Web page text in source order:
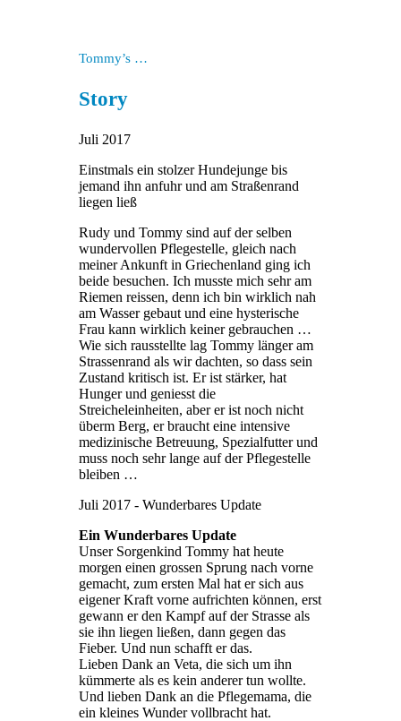
Tommy’s …
Story
Juli 2017
Einstmals ein stolzer Hundejunge bis
jemand ihn anfuhr und am Straßenrand
liegen ließ
Rudy und Tommy sind auf der selben
wundervollen Pflegestelle, gleich nach
meiner Ankunft in Griechenland ging ich
beide besuchen. Ich musste mich sehr am
Riemen reissen, denn ich bin wirklich nah
am Wasser gebaut und eine hysterische
Frau kann wirklich keiner gebrauchen …
Wie sich rausstellte lag Tommy länger am
Strassenrand als wir dachten, so dass sein
Zustand kritisch ist. Er ist stärker, hat
Hunger und geniesst die
Streicheleinheiten, aber er ist noch nicht
überm Berg, er braucht eine intensive
medizinische Betreuung, Spezialfutter und
muss noch sehr lange auf der Pflegestelle
bleiben …
Juli 2017 - Wunderbares Update
Ein Wunderbares Update
Unser Sorgenkind Tommy hat heute
morgen einen grossen Sprung nach vorne
gemacht, zum ersten Mal hat er sich aus
eigener Kraft vorne aufrichten können, erst
gewann er den Kampf auf der Strasse als
sie ihn liegen ließen, dann gegen das
Fieber. Und nun schafft er das.
Lieben Dank an Veta, die sich um ihn
kümmerte als es kein anderer tun wollte.
Und lieben Dank an die Pflegemama, die
ein kleines Wunder vollbracht hat.